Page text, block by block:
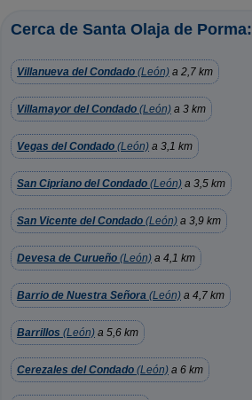
Cerca de Santa Olaja de Porma:
Villanueva del Condado (León) a 2,7 km
Villamayor del Condado (León) a 3 km
Vegas del Condado (León) a 3,1 km
San Cipriano del Condado (León) a 3,5 km
San Vicente del Condado (León) a 3,9 km
Devesa de Curueño (León) a 4,1 km
Barrio de Nuestra Señora (León) a 4,7 km
Barrillos (León) a 5,6 km
Cerezales del Condado (León) a 6 km